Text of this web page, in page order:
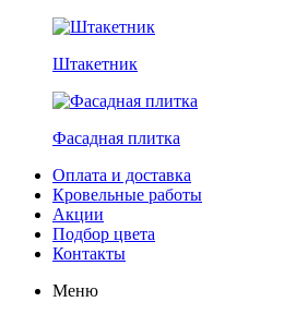
Штакетник
Фасадная плитка
Оплата и доставка
Кровельные работы
Акции
Подбор цвета
Контакты
Меню